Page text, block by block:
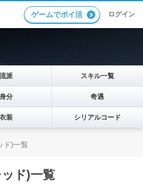
ゲームでポイ活 ログイン
流派 スキル一覧
身分 奇遇
衣装 シリアルコード
ド)一覧
ッド)一覧